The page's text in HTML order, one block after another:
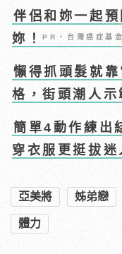
伴侶和妳一起
妳！PR・台灣癌症基
懶得抓頭髮就
格，街頭潮人示
簡單4動作練出
穿衣服更挺拔迷
亞美將 姊弟戀
體力